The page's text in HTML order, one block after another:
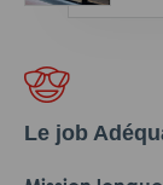
Le job